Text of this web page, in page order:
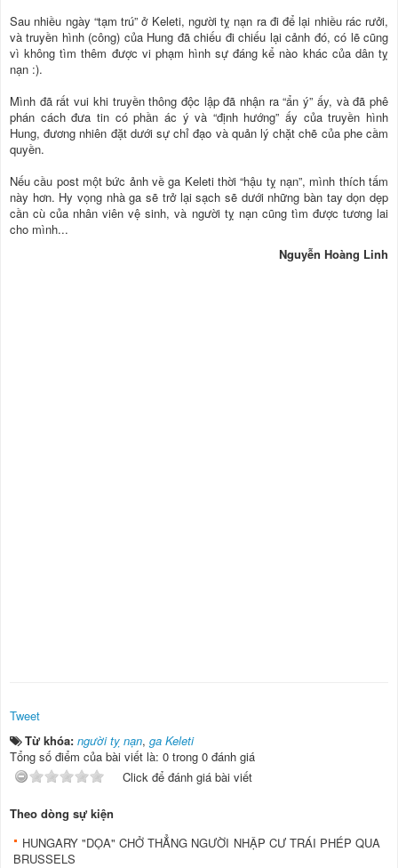
Sau nhiều ngày “tạm trú” ở Keleti, người tỵ nạn ra đi để lại nhiều rác rưởi,
và truyền hình (công) của Hung đã chiếu đi chiếu lại cảnh đó, có lẽ cũng
vì không tìm thêm được vi phạm hình sự đáng kể nào khác của dân tỵ
nạn :).
Mình đã rất vui khi truyền thông độc lập đã nhận ra “ẩn ý” ấy, và đã phê
phán cách đưa tin có phần ác ý và “định hướng” ấy của truyền hình
Hung, đương nhiên đặt dưới sự chỉ đạo và quản lý chặt chẽ của phe cầm
quyền.
Nếu cầu post một bức ảnh về ga Keleti thời “hậu tỵ nạn”, mình thích tấm
này hơn. Hy vọng nhà ga sẽ trở lại sạch sẽ dưới những bàn tay dọn dẹp
cần cù của nhân viên vệ sinh, và người tỵ nạn cũng tìm được tương lai
cho mình...
Nguyễn Hoàng Linh
Tweet
Từ khóa: người tỵ nạn, ga Keleti
Tổng số điểm của bài viết là: 0 trong 0 đánh giá
Click để đánh giá bài viết
Theo dòng sự kiện
HUNGARY "DỌA" CHỞ THẲNG NGƯỜI NHẬP CƯ TRÁI PHÉP QUA
BRUSSELS